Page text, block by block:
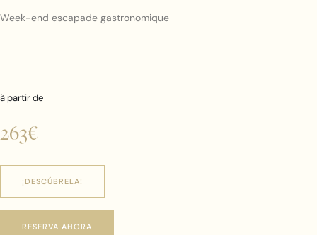
Week-end escapade gastronomique
à partir de
263€
¡DESCÚBRELA!
RESERVA AHORA